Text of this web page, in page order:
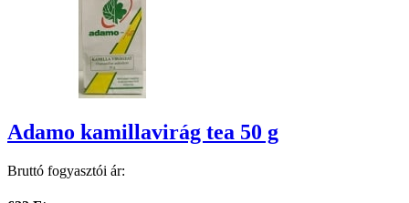
Adamo kamillavirág tea 50 g
Bruttó fogyasztói ár: